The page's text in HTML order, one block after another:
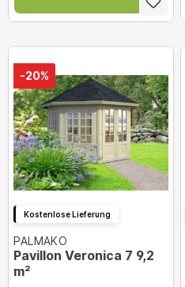
-20%
Kostenlose Lieferung
PALMAKO
Pavillon Veronica 7 9,2
m²